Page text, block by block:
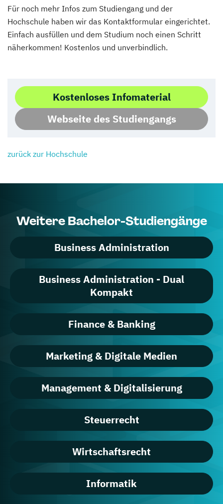
Für noch mehr Infos zum Studiengang und der
Hochschule haben wir das Kontaktformular eingerichtet.
Einfach ausfüllen und dem Studium noch einen Schritt
näherkommen! Kostenlos und unverbindlich.
Kostenloses Infomaterial
Webseite des Studiengangs
zurück zur Hochschule
Weitere Bachelor-Studiengänge
Business Administration
Business Administration - Dual
Kompakt
Finance & Banking
Marketing & Digitale Medien
Management & Digitalisierung
Steuerrecht
Wirtschaftsrecht
Informatik